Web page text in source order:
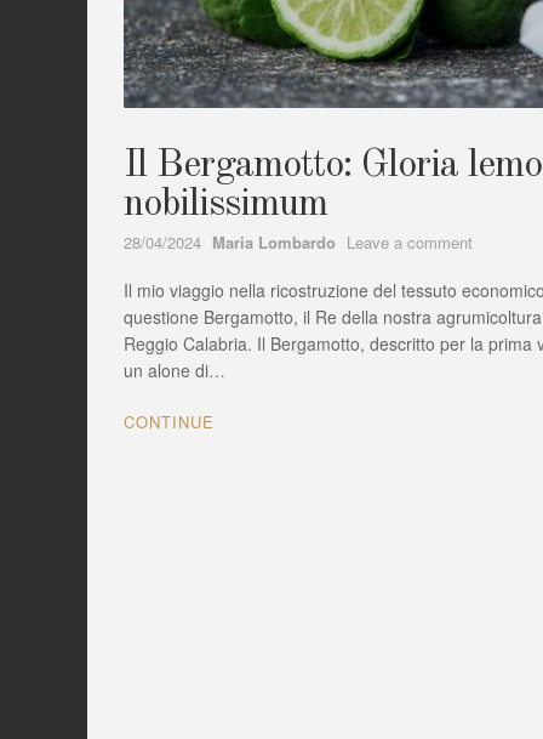
Il Bergamotto: Gloria
nobilissimum
28/04/2024 Author
Maria Lombardo Leave a comment
Gloria
lemonum,
fructus
Il mio viaggio nella ricostruzione del tessuto
questione Bergamotto, il Re della nostra
Reggio Calabria. Il Bergamotto, descritto per la
un alone di…
CONTINUE